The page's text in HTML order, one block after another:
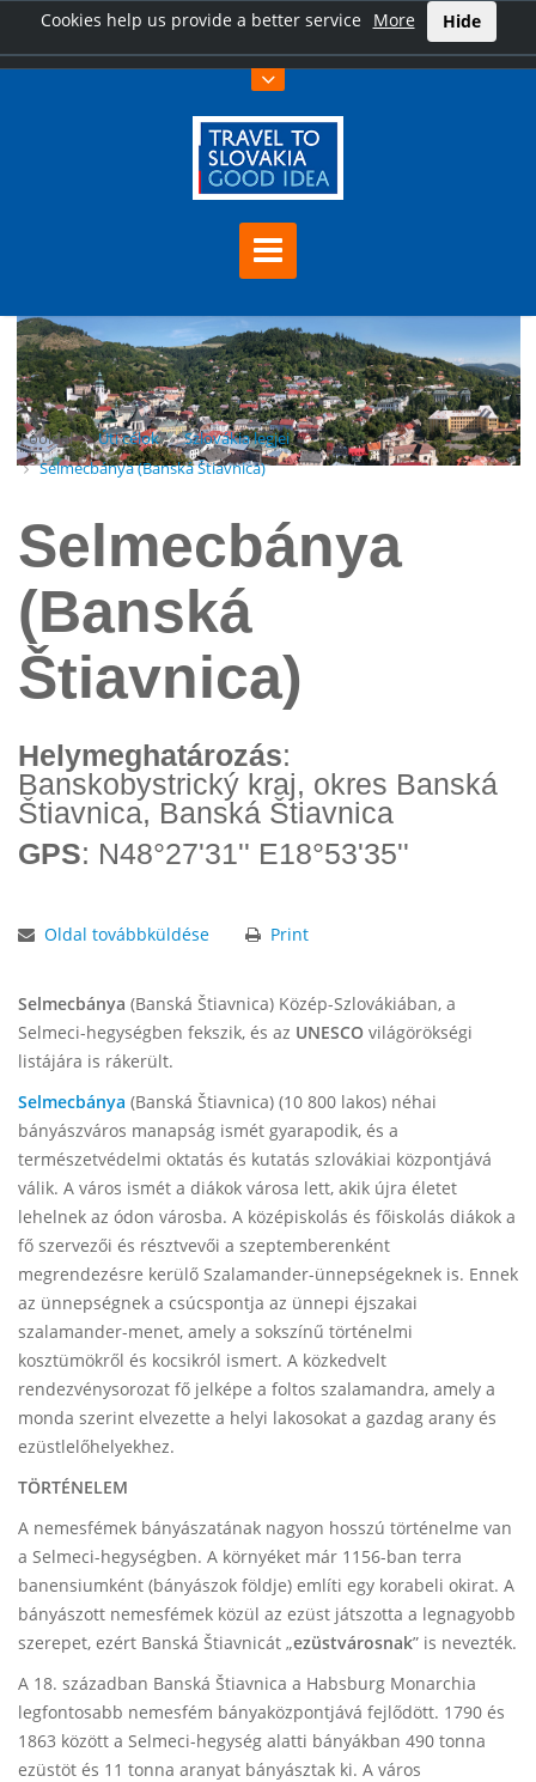
Cookies help us provide a better service More Hide
Főoldal Úti célok
Szlovákia legjei
Selmecbánya (Banská Štiavnica)
Selmecbánya
(Banská
Štiavnica)
Helymeghatározás:
Banskobystrický kraj, okres Banská
Štiavnica, Banská Štiavnica
GPS: N48°27'31'' E18°53'35''
Oldal továbbküldése Print
Selmecbánya (Banská Štiavnica) Közép-Szlovákiában, a
Selmeci-hegységben fekszik, és az UNESCO világörökségi
listájára is rákerült.
Selmecbánya (Banská Štiavnica) (10 800 lakos) néhai
bányászváros manapság ismét gyarapodik, és a
természetvédelmi oktatás és kutatás szlovákiai központjává
válik. A város ismét a diákok városa lett, akik újra életet
lehelnek az ódon városba. A középiskolás és főiskolás diákok a
fő szervezői és résztvevői a szeptemberenként
megrendezésre kerülő Szalamander-ünnepségeknek is. Ennek
az ünnepségnek a csúcspontja az ünnepi éjszakai
szalamander-menet, amely a sokszínű történelmi
kosztümökről és kocsikról ismert. A közkedvelt
rendezvénysorozat fő jelképe a foltos szalamandra, amely a
monda szerint elvezette a helyi lakosokat a gazdag arany és
ezüstlelőhelyekhez.
TÖRTÉNELEM
A nemesfémek bányászatának nagyon hosszú történelme van
a Selmeci-hegységben. A környéket már 1156-ban terra
banensiumként (bányászok földje) említi egy korabeli okirat. A
bányászott nemesfémek közül az ezüst játszotta a legnagyobb
szerepet, ezért Banská Štiavnicát „ezüstvárosnak” is nevezték.
A 18. században Banská Štiavnica a Habsburg Monarchia
legfontosabb nemesfém bányaközpontjává fejlődött. 1790 és
1863 között a Selmeci-hegység alatti bányákban 490 tonna
ezüstöt és 11 tonna aranyat bányásztak ki. A város